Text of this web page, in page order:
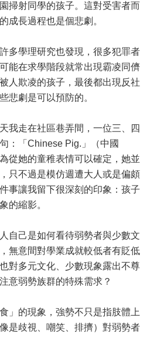
掃射同學的孩子。這對受害者而
成長過程也是個悲劇。
多學理研究也發現，很多犯罪者
能在求學階段就常出現霸凌同儕
人欺凌的孩子，最後都出現反社
悲劇是可以預防的。
我走在社區巷弄間，一位三、四
：「Chinese Pig.」（中國
從她的童稚表情可以確定，她並
只不過是模仿週遭大人或是偏頗
事讓我留下很深刻的印象：孩子
的縮影。
自己是如何看待弱勢者與少數文
無意間對學業成就較低者有貶低
對多元文化、少數現象露出不尊
意弱勢族群的特殊需求？
」的現象，強勢不只是指肢體上
是歧視、嘲笑、排擠）對弱勢者